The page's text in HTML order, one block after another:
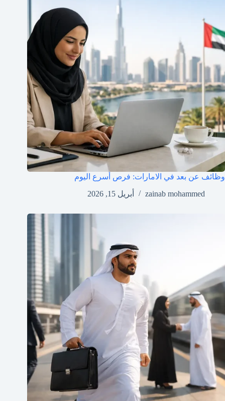
وظائف عن بعد في الامارات: فرص أسرع اليوم
zainab mohammed
أبريل 15, 2026